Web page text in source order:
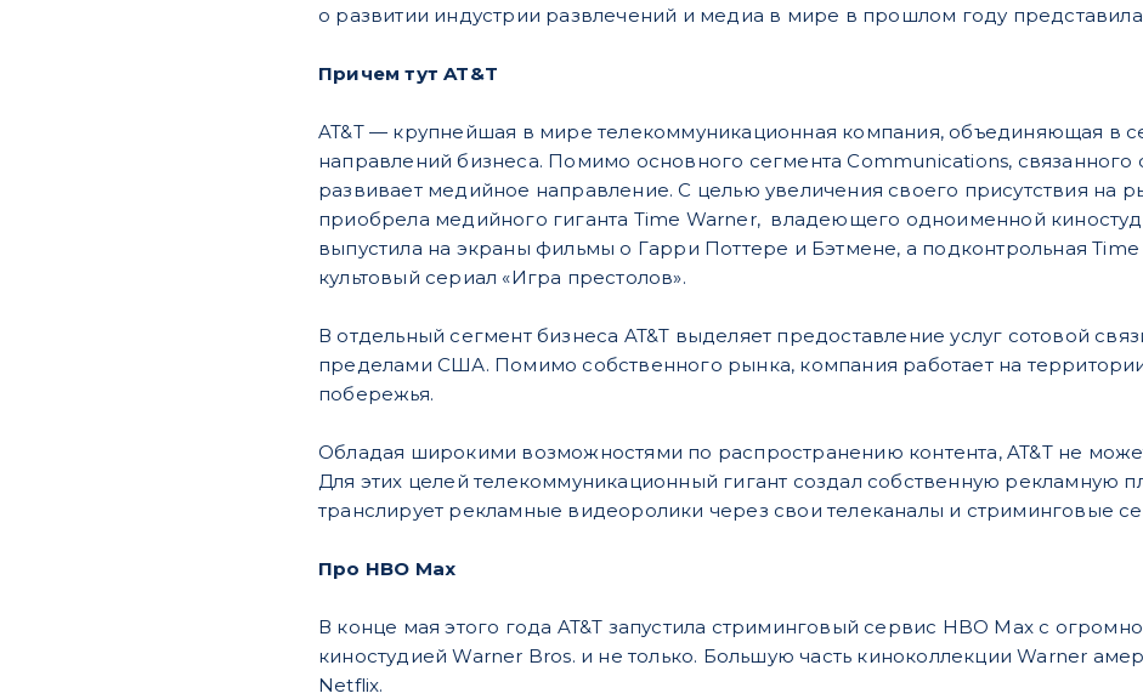
о развитии индустрии развлечений и медиа в мире в прошлом году
Причем тут AT&T
AT&T — крупнейшая в мире телекоммуникационная компания, объединяющая в
направлений бизнеса. Помимо основного сегмента Communications, связанного
развивает медийное направление. С целью увеличения своего присутствия на
приобрела медийного гиганта Time Warner, владеющего одноименной
выпустила на экраны фильмы о Гарри Поттере и Бэтмене, а подконтрольная Time
культовый сериал «Игра престолов».
В отдельный сегмент бизнеса AT&T выделяет предоставление услуг сотовой
пределами США. Помимо собственного рынка, компания работает на
побережья.
Обладая широкими возможностями по распространению контента, AT&T не
Для этих целей телекоммуникационный гигант создал собственную рекламную
транслирует рекламные видеоролики через свои телеканалы и стриминговые
Про HBO Max
В конце мая этого года AT&T запустила стриминговый сервис HBO Max с
киностудией Warner Bros. и не только. Большую часть киноколлекции Warner
Netflix.